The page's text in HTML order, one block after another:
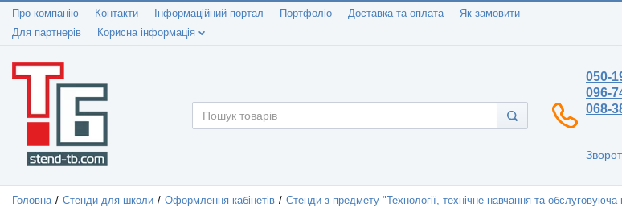
Про компанію Контакти Інформаційний портал Портфоліо Доставка та оплата
Як замовити
Для партнерів
Корисна інформація
050-
096-
068-
Головна Стенди для школи Оформлення кабінетів Стенди з предмету "Технології, технічне навчання та обслуговуюча